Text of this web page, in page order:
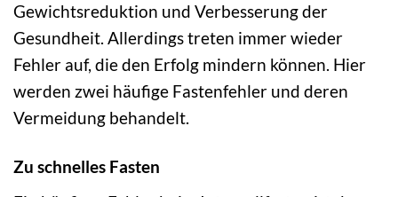
Gewichtsreduktion und Verbesserung der
Gesundheit. Allerdings treten immer wieder
Fehler auf, die den Erfolg mindern können. Hier
werden zwei häufige Fastenfehler und deren
Vermeidung behandelt.
Zu schnelles Fasten